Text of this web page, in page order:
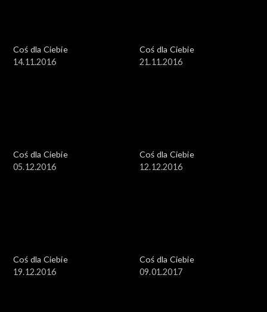
Coś dla Ciebie
14.11.2016
Coś dla Ciebie
21.11.2016
Coś dla Ciebie
05.12.2016
Coś dla Ciebie
12.12.2016
Coś dla Ciebie
19.12.2016
Coś dla Ciebie
09.01.2017